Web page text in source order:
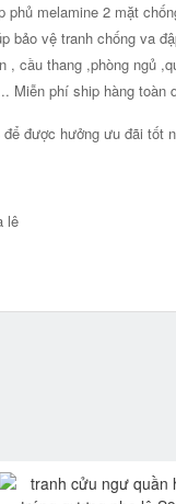
phủ melamine 2 mặt
bảo vệ tranh chống va
, cầu thang ,phòng ngủ
Miễn phí ship hàng toàn
được hưởng ưu đãi tốt